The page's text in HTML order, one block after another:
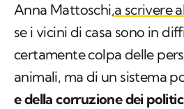
Anna Mattoschi,a scrivere
se i vicini di casa sono in
certamente colpa delle
animali, ma di un sistema
e della corruzione dei